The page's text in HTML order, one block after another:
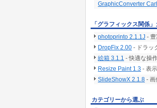
GraphicConverter
「グラフィックス関係
photoprinto 2.1.1J -
DropFix 2.00 - ドラッ
絵箱 3.1.1 - 快適な操
Resize Paint 1.3 - 表
SlideShowX 2.1.8 - 画
カテゴリーから選ぶ